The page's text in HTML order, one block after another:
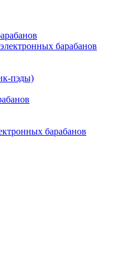
барабанов
пэды)
барабанов